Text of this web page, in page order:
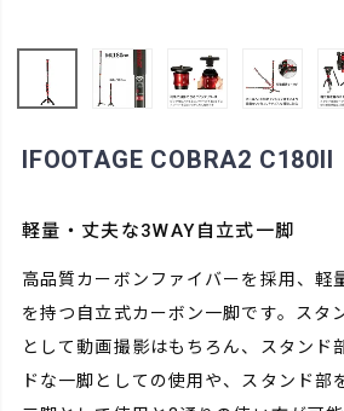
IFOOTAGE COBRA2 C180II
軽量・丈夫な3WAY自立式一脚
高品質カーボンファイバーを採用、軽
を持つ自立式カーボン一脚です。スタ
として動画撮影はもちろん、スタンド
ドな一脚としての使用や、スタンド部